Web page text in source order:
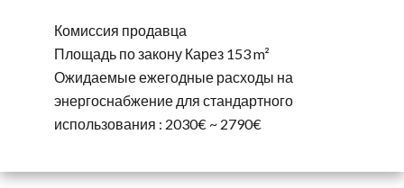
Комиссия продавца
Площадь по закону Карез 153 m²
Ожидаемые ежегодные расходы на
энергоснабжение для стандартного
использования : 2030€ ~ 2790€